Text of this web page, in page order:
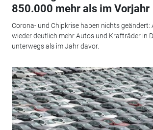
850.000 mehr als im Vorjahr
Corona- und Chipkrise haben nichts geändert:
wieder deutlich mehr Autos und Krafträder in
unterwegs als im Jahr davor.